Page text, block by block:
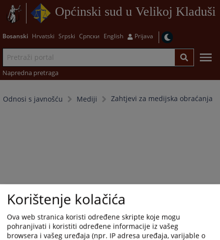
Općinski sud u Velikoj Kladuši
Bosanski Hrvatski Srpski Српски English Prijava
Napredna pretraga
Odnosi s javnošću Mediji Zahtjevi za medijska obraćanja
Korištenje kolačića
Ova web stranica koristi određene skripte koje mogu
pohranjivati i koristiti određene informacije iz vašeg
browsera i vašeg uređaja (npr. IP adresa uređaja, varijable o